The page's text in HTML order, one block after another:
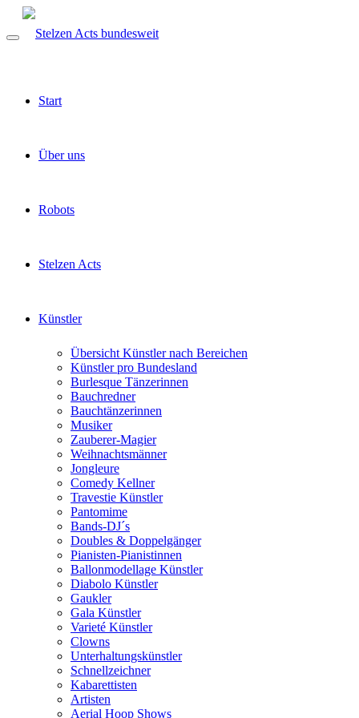
Start
Über uns
Robots
Stelzen Acts
Künstler
Übersicht Künstler nach Bereichen
Künstler pro Bundesland
Burlesque Tänzerinnen
Bauchredner
Bauchtänzerinnen
Musiker
Zauberer-Magier
Weihnachtsmänner
Jongleure
Comedy Kellner
Travestie Künstler
Pantomime
Bands-DJ´s
Doubles & Doppelgänger
Pianisten-Pianistinnen
Ballonmodellage Künstler
Diabolo Künstler
Gaukler
Gala Künstler
Varieté Künstler
Clowns
Unterhaltungskünstler
Schnellzeichner
Kabarettisten
Artisten
Aerial Hoop Shows